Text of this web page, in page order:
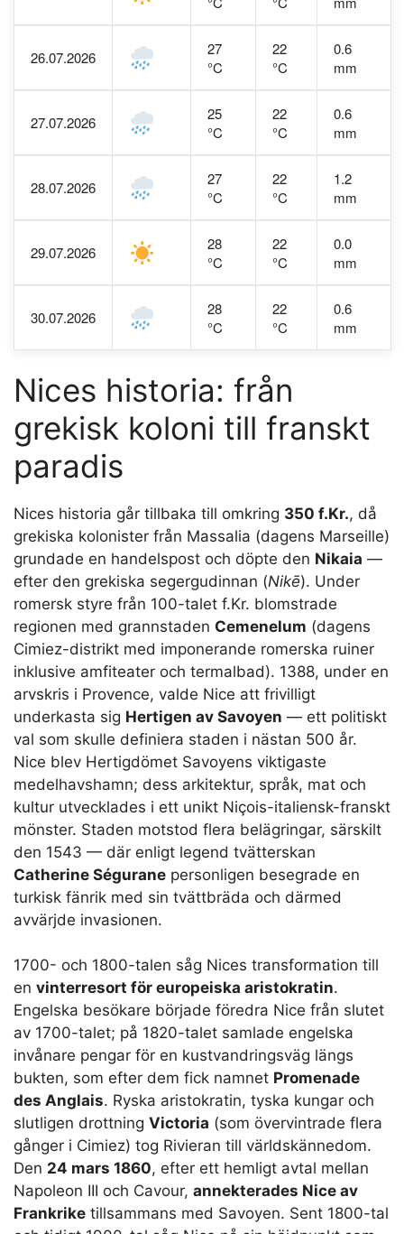
26.07.2026
27
°C
22
°C
0.6
mm
27.07.2026
25
°C
22
°C
0.6
mm
28.07.2026
27
°C
22
°C
1.2
mm
29.07.2026
28
°C
22
°C
0.0
mm
30.07.2026
28
°C
22
°C
0.6
mm
Nices historia: från
grekisk koloni till franskt
paradis
Nices historia går tillbaka till omkring 350 f.Kr., då
grekiska kolonister från Massalia (dagens Marseille)
grundade en handelspost och döpte den Nikaia —
efter den grekiska segergudinnan (Nikē). Under
romersk styre från 100-talet f.Kr. blomstrade
regionen med grannstaden Cemenelum (dagens
Cimiez-distrikt med imponerande romerska ruiner
inklusive amfiteater och termalbad). 1388, under en
arvskris i Provence, valde Nice att frivilligt
underkasta sig Hertigen av Savoyen — ett politiskt
val som skulle definiera staden i nästan 500 år.
Nice blev Hertigdömet Savoyens viktigaste
medelhavshamn; dess arkitektur, språk, mat och
kultur utvecklades i ett unikt Niçois-italiensk-franskt
mönster. Staden motstod flera belägringar, särskilt
den 1543 — där enligt legend tvätterskan
Catherine Ségurane personligen besegrade en
turkisk fänrik med sin tvättbräda och därmed
avvärjde invasionen.
1700- och 1800-talen såg Nices transformation till
en vinterresort för europeiska aristokratin.
Engelska besökare började föredra Nice från slutet
av 1700-talet; på 1820-talet samlade engelska
invånare pengar för en kustvandringsväg längs
bukten, som efter dem fick namnet Promenade
des Anglais. Ryska aristokratin, tyska kungar och
slutligen drottning Victoria (som övervintrade flera
gånger i Cimiez) tog Rivieran till världskännedom.
Den 24 mars 1860, efter ett hemligt avtal mellan
Napoleon III och Cavour, annekterades Nice av
Frankrike tillsammans med Savoyen. Sent 1800-tal